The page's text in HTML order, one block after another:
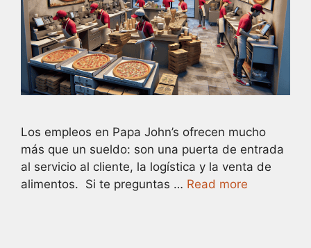
Los empleos en Papa John’s ofrecen mucho
más que un sueldo: son una puerta de entrada
al servicio al cliente, la logística y la venta de
alimentos. Si te preguntas … Read more